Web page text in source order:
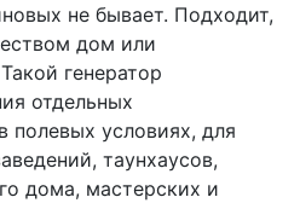
не бывает. Подходит,
дом или
генератор
отдельных
полевых условиях, для
таунхаусов,
дома, мастерских и